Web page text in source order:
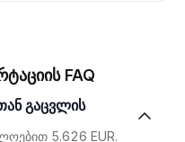
FAQ
5.626 EUR.